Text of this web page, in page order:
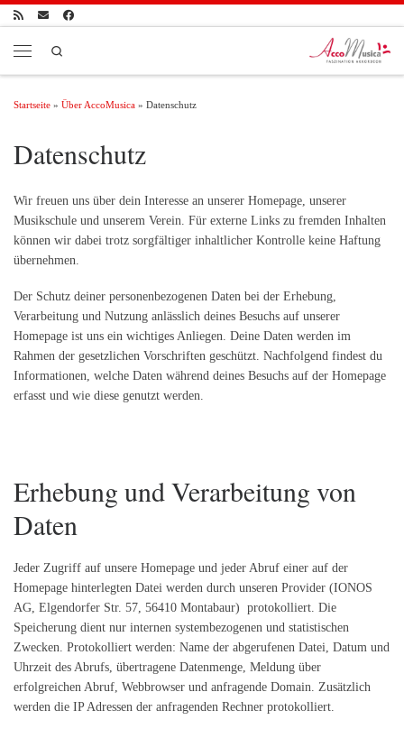
Zum Inhalt springen
Startseite » Über AccoMusica » Datenschutz
Datenschutz
Wir freuen uns über dein Interesse an unserer Homepage, unserer
Musikschule und unserem Verein. Für externe Links zu fremden Inhalten
können wir dabei trotz sorgfältiger inhaltlicher Kontrolle keine Haftung
übernehmen.
Der Schutz deiner personenbezogenen Daten bei der Erhebung,
Verarbeitung und Nutzung anlässlich deines Besuchs auf unserer
Homepage ist uns ein wichtiges Anliegen. Deine Daten werden im
Rahmen der gesetzlichen Vorschriften geschützt. Nachfolgend findest du
Informationen, welche Daten während deines Besuchs auf der Homepage
erfasst und wie diese genutzt werden.
Erhebung und Verarbeitung von
Daten
Jeder Zugriff auf unsere Homepage und jeder Abruf einer auf der
Homepage hinterlegten Datei werden durch unseren Provider (IONOS
AG, Elgendorfer Str. 57, 56410 Montabaur) protokolliert. Die
Speicherung dient nur internen systembezogenen und statistischen
Zwecken. Protokolliert werden: Name der abgerufenen Datei, Datum und
Uhrzeit des Abrufs, übertragene Datenmenge, Meldung über
erfolgreichen Abruf, Webbrowser und anfragende Domain. Zusätzlich
werden die IP Adressen der anfragenden Rechner protokolliert.